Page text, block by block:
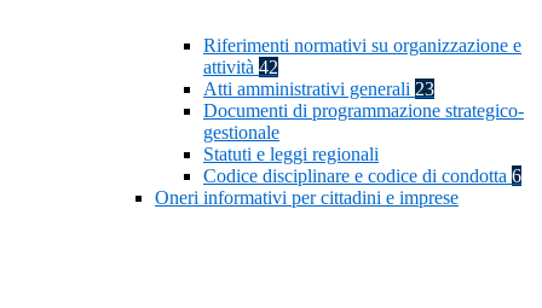
Riferimenti normativi su organizzazione e
attività 42
Atti amministrativi generali 23
Documenti di programmazione strategico-
gestionale
Statuti e leggi regionali
Codice disciplinare e codice di condotta 6
Oneri informativi per cittadini e imprese